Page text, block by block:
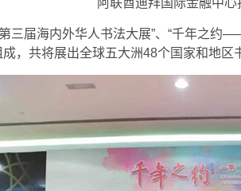
阿联酋迪拜国际金融中
三届海内外华人书法大展”、“千年之约
，共将展出全球五大洲48个国家和地区